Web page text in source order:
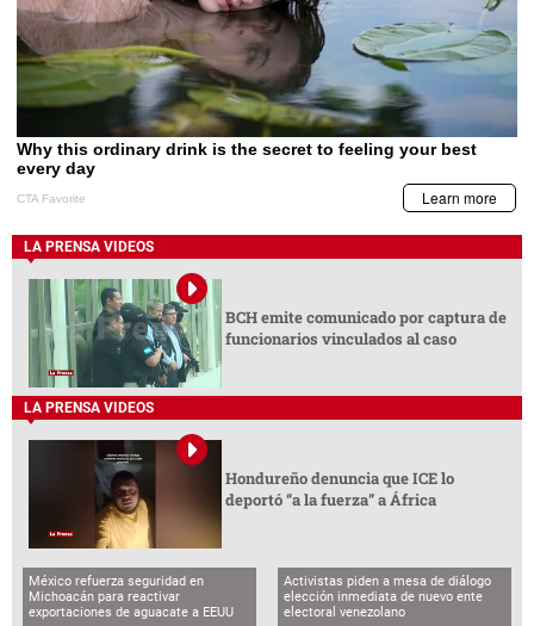
LA PRENSA VIDEOS
BCH emite comunicado por captura de
funcionarios vinculados al caso
LA PRENSA VIDEOS
Hondureño denuncia que ICE lo
deportó “a la fuerza” a África
México refuerza seguridad en
Michoacán para reactivar
exportaciones de aguacate a EEUU
Activistas piden a mesa de diálogo
elección inmediata de nuevo ente
electoral venezolano